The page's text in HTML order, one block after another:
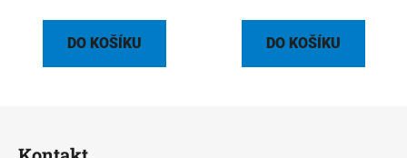
DO KOŠÍKU DO KOŠÍKU